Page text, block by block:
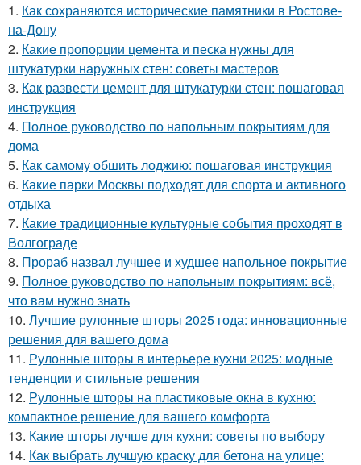
1. Как сохраняются исторические памятники в Ростове-
на-Дону
2. Какие пропорции цемента и песка нужны для
штукатурки наружных стен: советы мастеров
3. Как развести цемент для штукатурки стен: пошаговая
инструкция
4. Полное руководство по напольным покрытиям для
дома
5. Как самому обшить лоджию: пошаговая инструкция
6. Какие парки Москвы подходят для спорта и активного
отдыха
7. Какие традиционные культурные события проходят в
Волгограде
8. Прораб назвал лучшее и худшее напольное покрытие
9. Полное руководство по напольным покрытиям: всё,
что вам нужно знать
10. Лучшие рулонные шторы 2025 года: инновационные
решения для вашего дома
11. Рулонные шторы в интерьере кухни 2025: модные
тенденции и стильные решения
12. Рулонные шторы на пластиковые окна в кухню:
компактное решение для вашего комфорта
13. Какие шторы лучше для кухни: советы по выбору
14. Как выбрать лучшую краску для бетона на улице: